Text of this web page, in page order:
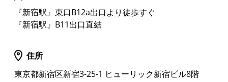
『新宿駅』東口B12a出口より徒歩すぐ
『新宿駅』B11出口直結
住所
東京都新宿区新宿3-25-1 ヒューリック新宿ビル8階